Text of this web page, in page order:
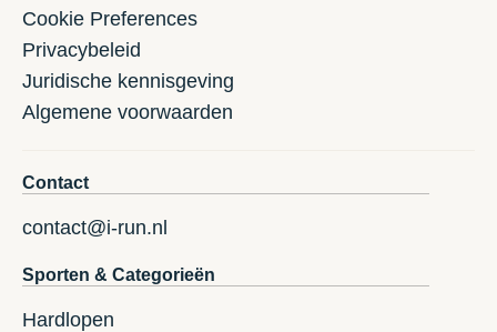
Cookie Preferences
Privacybeleid
Juridische kennisgeving
Algemene voorwaarden
Contact
contact@i-run.nl
Sporten & Categorieën
Hardlopen